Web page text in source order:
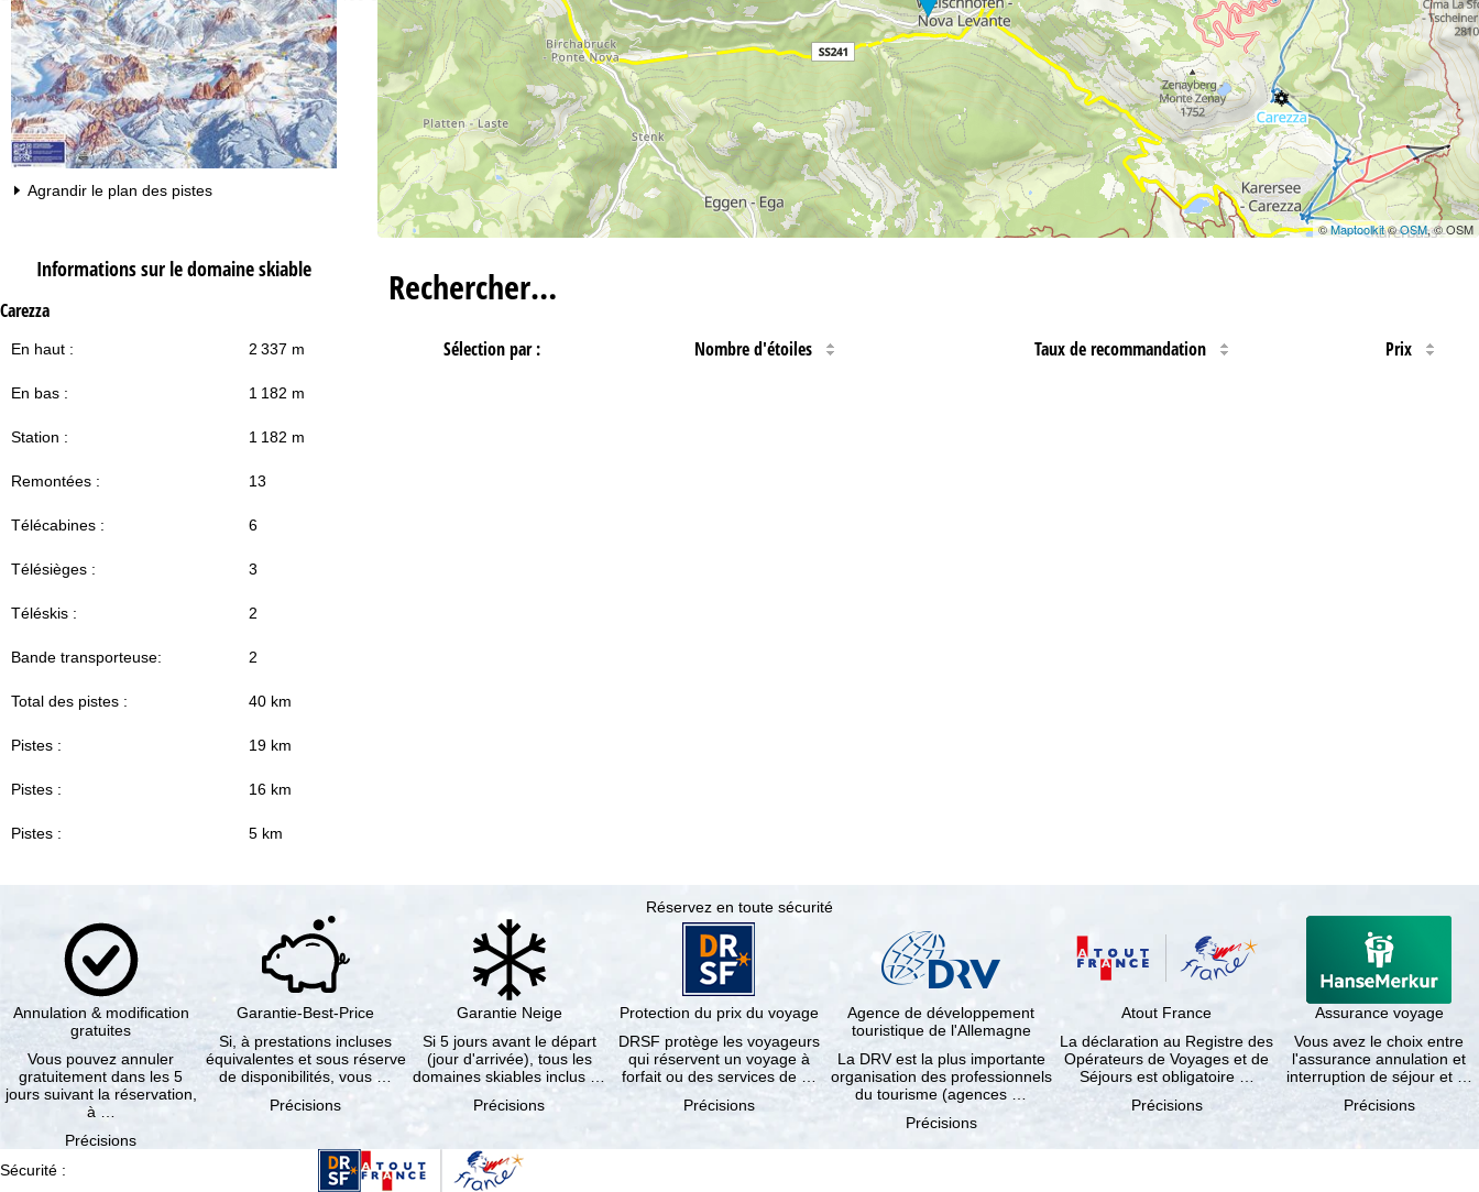
Agrandir le plan des pistes
Informations sur le domaine skiable
Carezza
En haut : 2 337 m
En bas : 1 182 m
Station : 1 182 m
Remontées : 13
Télécabines : 6
Télésièges : 3
Téléskis : 2
Bande transporteuse: 2
Total des pistes : 40 km
Pistes : 19 km
Pistes : 16 km
Pistes : 5 km
©Maptoolkit©OSM, © OSM
Rechercher…
Sélection par : Nombre d'étoiles Taux de recommandation Prix
Réservez en toute sécurité
Annulation & modification
gratuites
Vous pouvez annuler
gratuitement dans les 5
jours suivant la réservation,
à …
Précisions
Garantie-Best-Price
Si, à prestations incluses
équivalentes et sous réserve
de disponibilités, vous …
Précisions
Garantie Neige
Si 5 jours avant le départ
(jour d'arrivée), tous les
domaines skiables inclus …
Précisions
Protection du prix du voyage
DRSF protège les voyageurs
qui réservent un voyage à
forfait ou des services de …
Précisions
Agence de développement
touristique de l'Allemagne
La DRV est la plus importante
organisation des professionnels
du tourisme (agences …
Précisions
Atout France
La déclaration au Registre des
Opérateurs de Voyages et de
Séjours est obligatoire …
Précisions
Assurance voyage
Vous avez le choix entre
l'assurance annulation et
interruption de séjour et …
Précisions
Sécurité :